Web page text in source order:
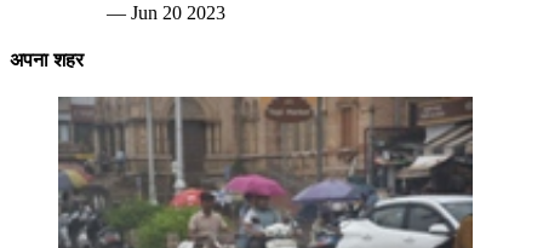
— Jun 20 2023
अपना शहर